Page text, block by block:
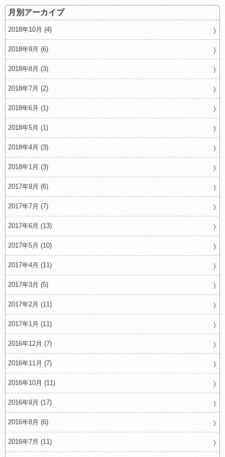
月別アーカイブ
2018年10月 (4)
2018年9月 (6)
2018年8月 (3)
2018年7月 (2)
2018年6月 (1)
2018年5月 (1)
2018年4月 (3)
2018年1月 (3)
2017年9月 (6)
2017年7月 (7)
2017年6月 (13)
2017年5月 (10)
2017年4月 (11)
2017年3月 (5)
2017年2月 (11)
2017年1月 (11)
2016年12月 (7)
2016年11月 (7)
2016年10月 (11)
2016年9月 (17)
2016年8月 (6)
2016年7月 (11)